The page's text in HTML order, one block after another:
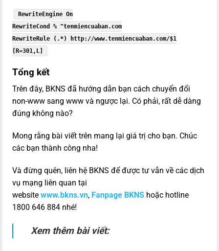
RewriteEngine On
RewriteCond % ^tenmiencuaban.com
RewriteRule (.*) http://www.tenmiencuaban.com/$1
[R=301,L]
Tổng kết
Trên đây, BKNS đã hướng dẫn bạn cách chuyển đổi
non-www sang www và ngược lại. Có phải, rất dễ dàng
đúng không nào?
Mong rằng bài viết trên mang lại giá trị cho bạn. Chúc
các bạn thành công nha!
Và đừng quên, liên hệ BKNS để được tư vẫn về các dịch
vụ mạng liên quan tại
website www.bkns.vn, Fanpage BKNS hoặc hotline
1800 646 884 nhé!
Xem thêm bài viết: